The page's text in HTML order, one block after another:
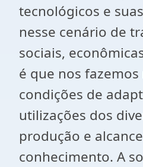
tecnológicos e
nesse cenário de
sociais,
é que nos fazemos
condições de
utilizações dos
produção e
conhecimento. A